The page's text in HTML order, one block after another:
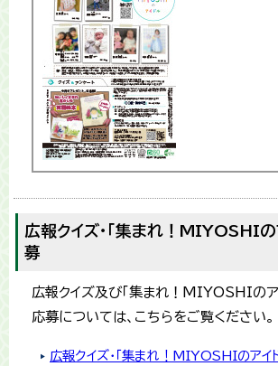
広報クイズ・「集まれ！MIYOSHIの
募
広報クイズ及び「集まれ！MIYOSHIのア
応募については、こちらをご覧ください。
広報クイズ・「集まれ！MIYOSHIのアイ